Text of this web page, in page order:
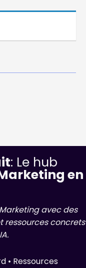
: Le hub
en
avec des
ressources concrets
• Ressources